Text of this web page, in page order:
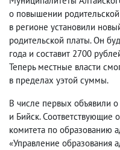
о повышении
в регионе установили
родительской платы. Он
года и составит 2700
Теперь местные власти
в пределах уэтой суммы.
В числе первых объявили
и Бийск. Соответствующие
комитета по образованию
«Управление образования